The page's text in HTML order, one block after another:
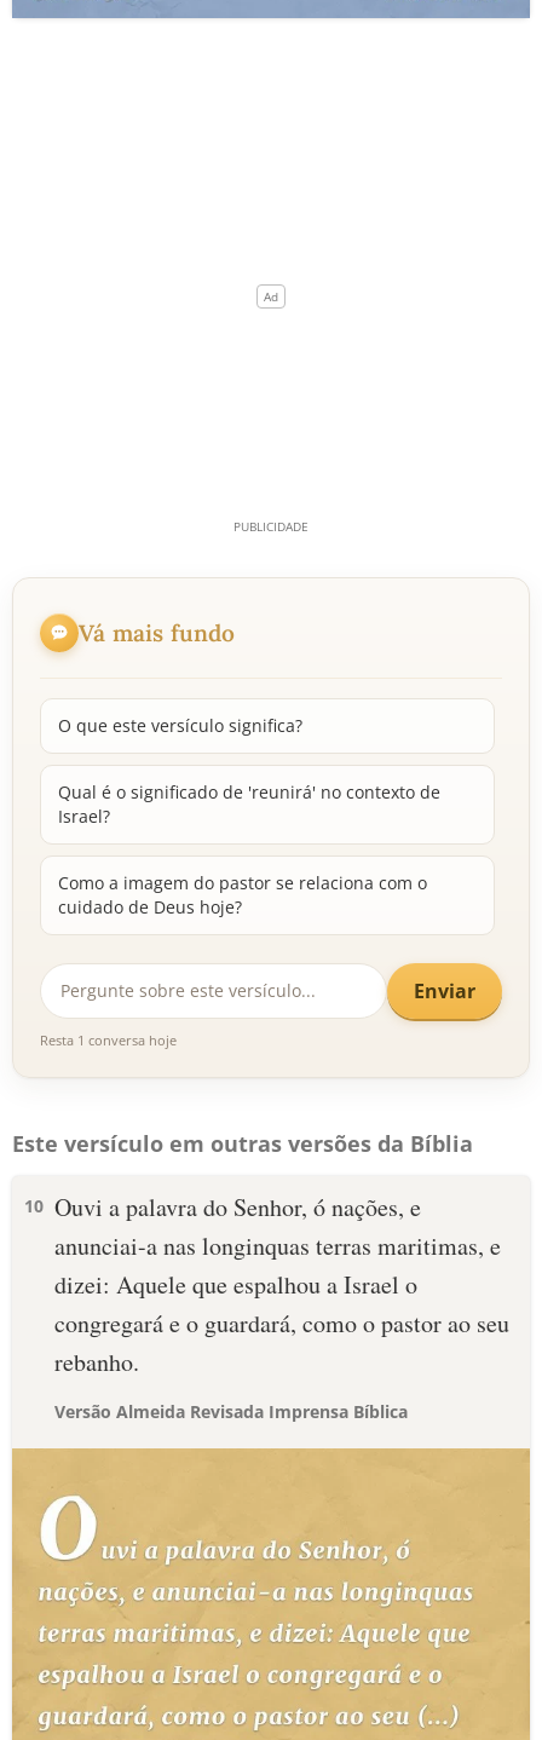
Vá mais fundo
O que este versículo significa?
Qual é o significado de 'reunirá' no contexto de
Israel?
Como a imagem do pastor se relaciona com o
cuidado de Deus hoje?
Enviar
Resta 1 conversa hoje
Este versículo em outras versões da Bíblia
10 Ouvi a palavra do Senhor, ó nações, e
anunciai-a nas longinquas terras maritimas, e
dizei: Aquele que espalhou a Israel o
congregará e o guardará, como o pastor ao seu
rebanho.
Versão Almeida Revisada Imprensa Bíblica